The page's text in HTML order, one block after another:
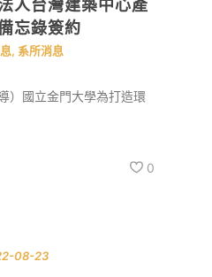
人台灣建築中心產
忘錄簽約
, 系所消息
）國立金門大學為打造環
0
08-23